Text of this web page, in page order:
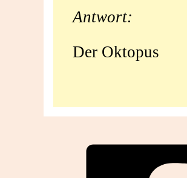
Antwort:
Der Oktopus